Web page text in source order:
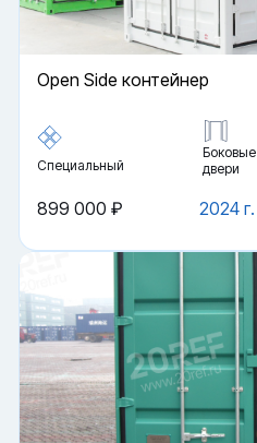
Open Side контейнер
Специальный
Боковые
двери
2024 г.
899 000 ₽